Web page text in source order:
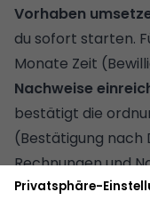
Vorhaben
du sofort starten.
Monate Zeit
Nachweise
bestätigt die
(Bestätigung nach
Rechnungen und
Monate nach